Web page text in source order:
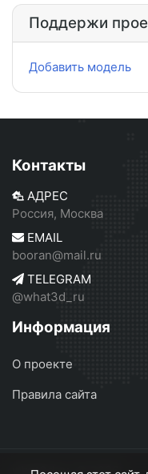
Поддержи
Добавить модель
Контакты
АДРЕС
Россия, Москва
EMAIL
booran@mail.ru
TELEGRAM
@what3d_ru
Информация
О проекте
Правила сайта
what3d.ru © 2026